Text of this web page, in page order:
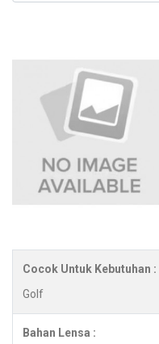
Cocok Untuk Kebutuhan :
Golf
Bahan Lensa :